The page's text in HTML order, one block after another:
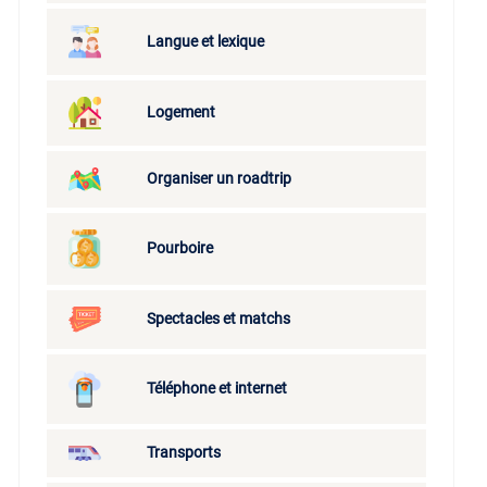
Langue et lexique
Logement
Organiser un roadtrip
Pourboire
Spectacles et matchs
Téléphone et internet
Transports